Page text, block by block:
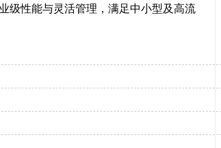
级性能与灵活管理，满足中小型及高流